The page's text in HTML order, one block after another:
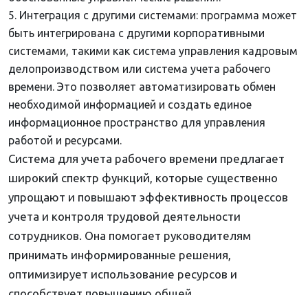
Интеграция с другими системами: программа может
быть интегрирована с другими корпоративными
системами, такими как система управления кадровым
делопроизводством или система учета рабочего
времени. Это позволяет автоматизировать обмен
необходимой информацией и создать единое
информационное пространство для управления
работой и ресурсами.
Система для учета рабочего времени предлагает
широкий спектр функций, которые существенно
упрощают и повышают эффективность процессов
учета и контроля трудовой деятельности
сотрудников. Она помогает руководителям
принимать информированные решения,
оптимизирует использование ресурсов и